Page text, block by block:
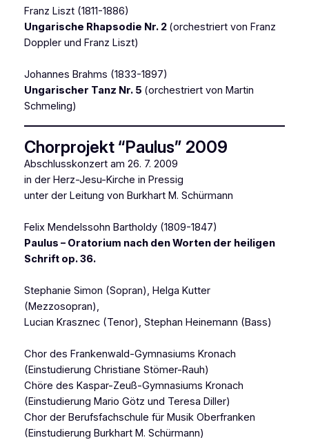
Franz Liszt (1811-1886)
Ungarische Rhapsodie Nr. 2 (orchestriert von Franz
Doppler und Franz Liszt)
Johannes Brahms (1833-1897)
Ungarischer Tanz Nr. 5 (orchestriert von Martin
Schmeling)
Chorprojekt “Paulus” 2009
Abschlusskonzert am 26. 7. 2009
in der Herz-Jesu-Kirche in Pressig
unter der Leitung von Burkhart M. Schürmann
Felix Mendelssohn Bartholdy (1809-1847)
Paulus – Oratorium nach den Worten der heiligen
Schrift op. 36.
Stephanie Simon (Sopran), Helga Kutter
(Mezzosopran),
Lucian Krasznec (Tenor), Stephan Heinemann (Bass)
Chor des Frankenwald-Gymnasiums Kronach
(Einstudierung Christiane Stömer-Rauh)
Chöre des Kaspar-Zeuß-Gymnasiums Kronach
(Einstudierung Mario Götz und Teresa Diller)
Chor der Berufsfachschule für Musik Oberfranken
(Einstudierung Burkhart M. Schürmann)